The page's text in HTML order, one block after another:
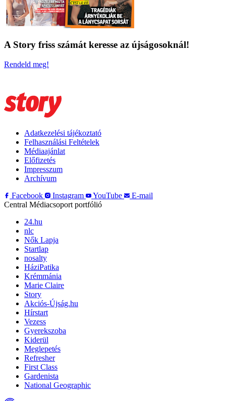
A Story friss számát keresse az újságosoknál!
Rendeld meg!
Adatkezelési tájékoztató
Felhasználási Feltételek
Médiaajánlat
Előfizetés
Impresszum
Archívum
Facebook
Instagram YouTube
E-mail
Central Médiacsoport portfólió
24.hu
nlc
Nők Lapja
Startlap
nosalty
HáziPatika
Krémmánia
Marie Claire
Story
Akciós-Újság.hu
Hírstart
Vezess
Gyerekszoba
Kiderül
Meglepetés
Refresher
First Class
Gardenista
National Geographic